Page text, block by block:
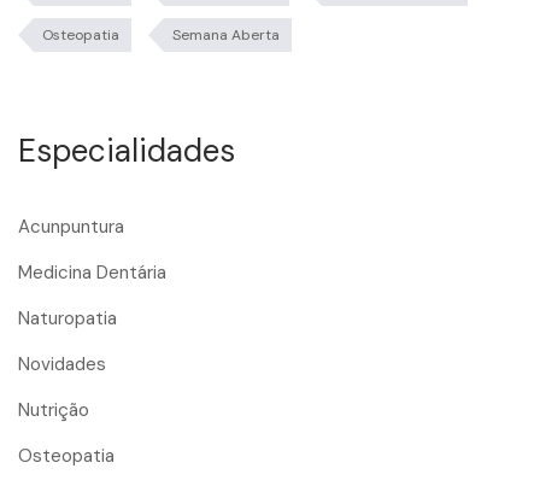
Osteopatia Semana Aberta
Especialidades
Acunpuntura
Medicina Dentária
Naturopatia
Novidades
Nutrição
Osteopatia